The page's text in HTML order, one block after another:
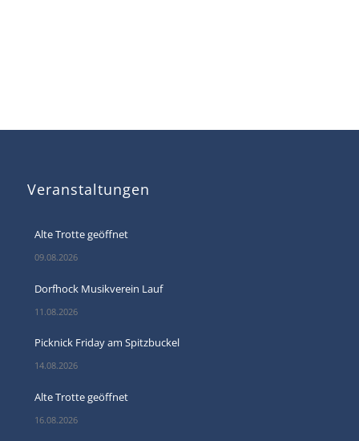
Veranstaltungen
Alte Trotte geöffnet
09.08.2026
Dorfhock Musikverein Lauf
11.08.2026
Picknick Friday am Spitzbuckel
14.08.2026
Alte Trotte geöffnet
16.08.2026